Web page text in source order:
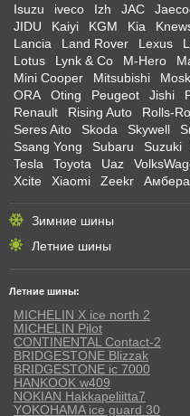
Isuzu
iveco Izh JAC
JIDU
Kaiyi KGM Kia
Lancia
Land Rover Lexus
Lotus
Lynk & Co M-Hero
Mini Cooper
Mitsubishi
ORA
Oting Peugeot Jishi
Renault
Rising Auto Rolls-
Seres Aito
Skoda Skywell
Ssang Yong
Subaru Suzuki
Tesla
Toyota Uaz
Xcite
Xiaomi Zeekr
Зимние шины
Летние шины
Летние шины:
MICHELIN X ice north 2
MICHELIN Pilot
CONTINENTAL Contact-2
BRIDGESTONE Blizzak
BRIDGESTONE ic 7000
HANKOOK w409
NOKIAN Hakkapeliitta7
YOKOHAMA ice guard 30